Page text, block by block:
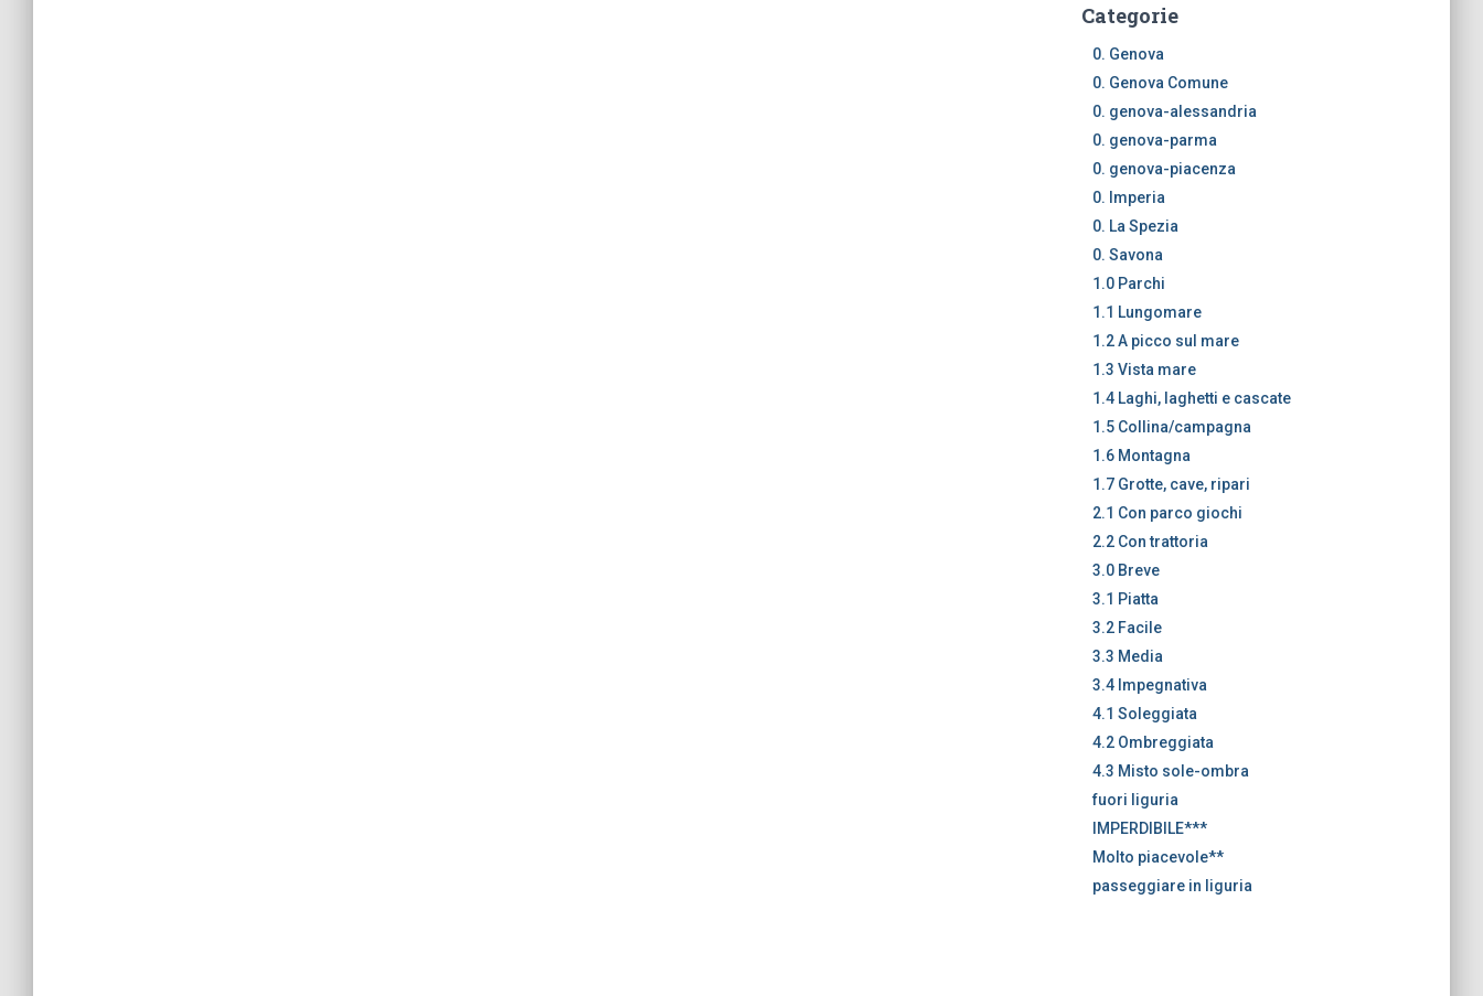
Categorie
0. Genova
0. Genova Comune
0. genova-alessandria
0. genova-parma
0. genova-piacenza
0. Imperia
0. La Spezia
0. Savona
1.0 Parchi
1.1 Lungomare
1.2 A picco sul mare
1.3 Vista mare
1.4 Laghi, laghetti e cascate
1.5 Collina/campagna
1.6 Montagna
1.7 Grotte, cave, ripari
2.1 Con parco giochi
2.2 Con trattoria
3.0 Breve
3.1 Piatta
3.2 Facile
3.3 Media
3.4 Impegnativa
4.1 Soleggiata
4.2 Ombreggiata
4.3 Misto sole-ombra
fuori liguria
IMPERDIBILE***
Molto piacevole**
passeggiare in liguria